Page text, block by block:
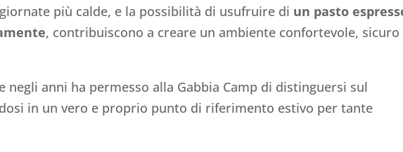
più calde, e la possibilità di usufruire di un pasto
, contribuiscono a creare un ambiente confortevole, sicuro
negli anni ha permesso alla Gabbia Camp di distinguersi sul
in un vero e proprio punto di riferimento estivo per tante